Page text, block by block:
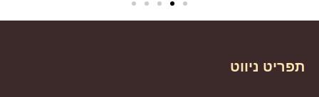
תפריט ניווט